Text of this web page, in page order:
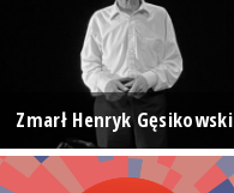
Zmarł Henryk Gęsikowski